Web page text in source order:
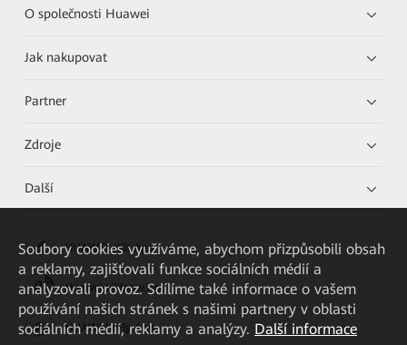
O společnosti Huawei
Jak nakupovat
Partner
Zdroje
Další
HUAWEI eKit App
Huawei HiKnow App
HUAWEI eFly App
Soubory cookies využíváme, abychom přizpůsobili obsah
a reklamy, zajišťovali funkce sociálních médií a
analyzovali provoz. Sdílíme také informace o vašem
používání našich stránek s našimi partnery v oblasti
sociálních médií, reklamy a analýzy. Další informace